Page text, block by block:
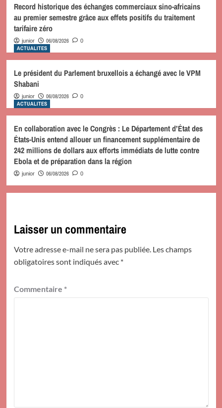
Record historique des échanges commerciaux sino-africains
au premier semestre grâce aux effets positifs du traitement
tarifaire zéro
junior 06/08/2026 0
ACTUALITES
Le président du Parlement bruxellois a échangé avec le VPM
Shabani
junior 06/08/2026 0
ACTUALITES
En collaboration avec le Congrès : Le Département d’État des
États-Unis entend allouer un financement supplémentaire de
242 millions de dollars aux efforts immédiats de lutte contre
Ebola et de préparation dans la région
junior 06/08/2026 0
Laisser un commentaire
Votre adresse e-mail ne sera pas publiée. Les champs
obligatoires sont indiqués avec *
Commentaire *